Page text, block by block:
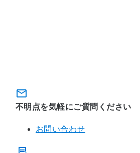
不明点を気軽にご質問ください
お問い合わせ